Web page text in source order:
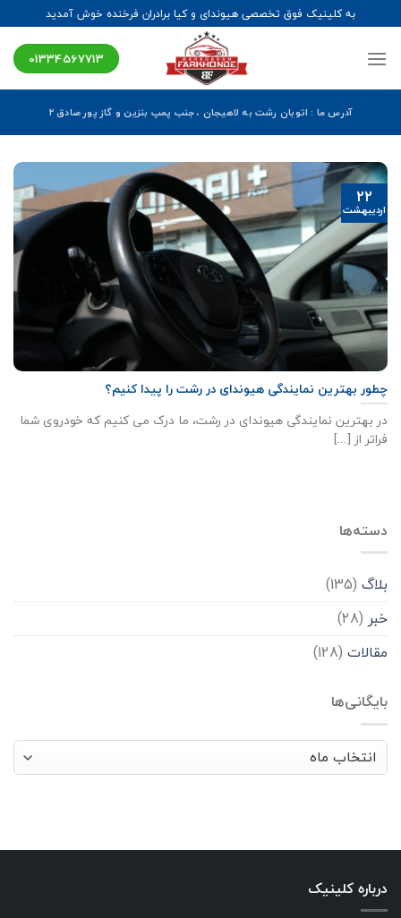
to
content
به کلینیک فوق تخصصی هیوندای و کیا برادران فرخنده خوش آمدید
01334567713
آدرس ما : اتوبان رشت به لاهیجان ، جنب پمپ بنزین و گاز پور صادق ۲
چطور بهترین نمایندگی هیوندای در رشت را پیدا کنیم؟
در بهترین نمایندگی هیوندای در رشت، ما درک می کنیم که خودروی شما
فراتر از [...]
22
اردیبهشت
دسته‌ها
بلاگ (135)
خبر (28)
مقالات (128)
بایگانی‌ها
بایگانی‌ها
درباره کلینیک